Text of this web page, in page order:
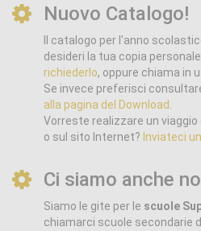
Nuovo Catalogo!
Il catalogo per l'anno
desideri la tua copia
richiederlo, oppure chiama in
Se invece preferisci
alla pagina del Download
Vorreste realizzare un
o sul sito Internet? Inviateci
Ci siamo anche
Siamo le gite per le scuole
chiamarci scuole secondarie